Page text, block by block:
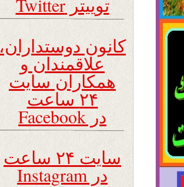
توییتر Twitter
کانون دوستداران،
علاقمندان و
همکاران سایت
۲۴ ساعت
در Facebook
سایت ۲۴ ساعت
در Instagram